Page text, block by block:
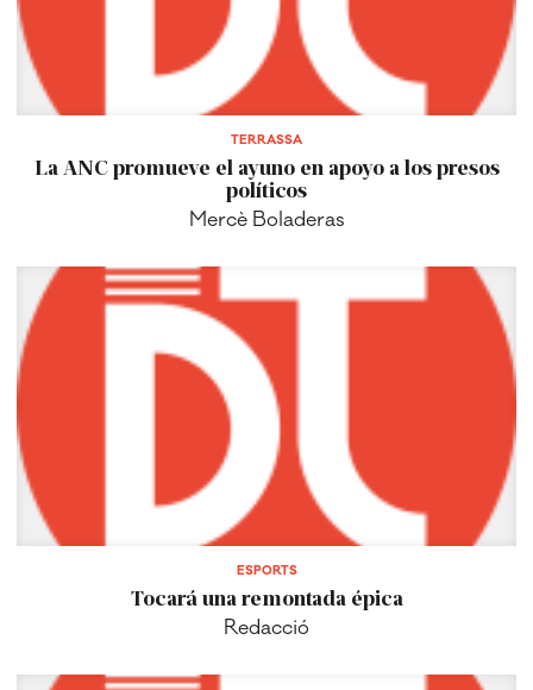
TERRASSA
La ANC promueve el ayuno en apoyo a los presos
políticos
Mercè Boladeras
ESPORTS
Tocará una remontada épica
Redacció